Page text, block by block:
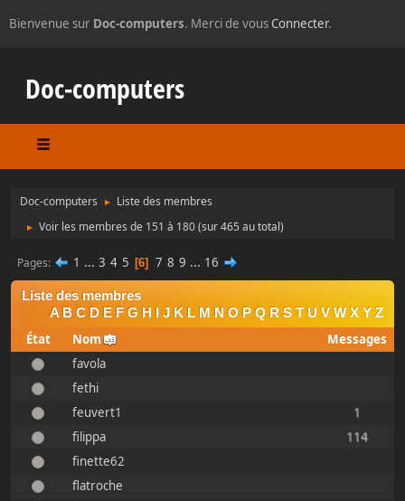
Bienvenue sur Doc-computers. Merci de vousConnecter.
Doc-computers
Doc-computers ► Liste des membres
► Voir les membres de 151 à 180(sur 465 au total)
Pages 1 ... 3 4 5 6 7 8 9 ... 16
Liste des membres
A B C D E F G H J K L M N O P Q R S T U V W X Y Z
État Nom
Messages
favola
fethi
feuvert1
1
filippa
114
finette62
flatroche